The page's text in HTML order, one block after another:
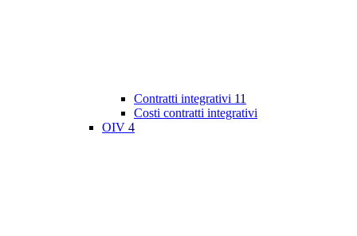
Contratti integrativi 11
Costi contratti integrativi
OIV 4